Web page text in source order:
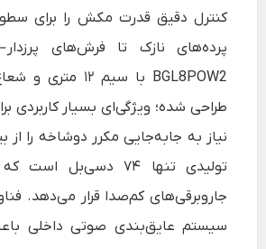
پرده‌های نازک تا فرش‌های
طراحی شده؛ ویژگی‌ای بسیار کاربردی برای
نیاز به جابه‌جایی مکرر دوشاخه را از
تولیدی تنها ۷۴ دسی‌بل است
سیستم عایق‌بندی صوتی داخلی باعث